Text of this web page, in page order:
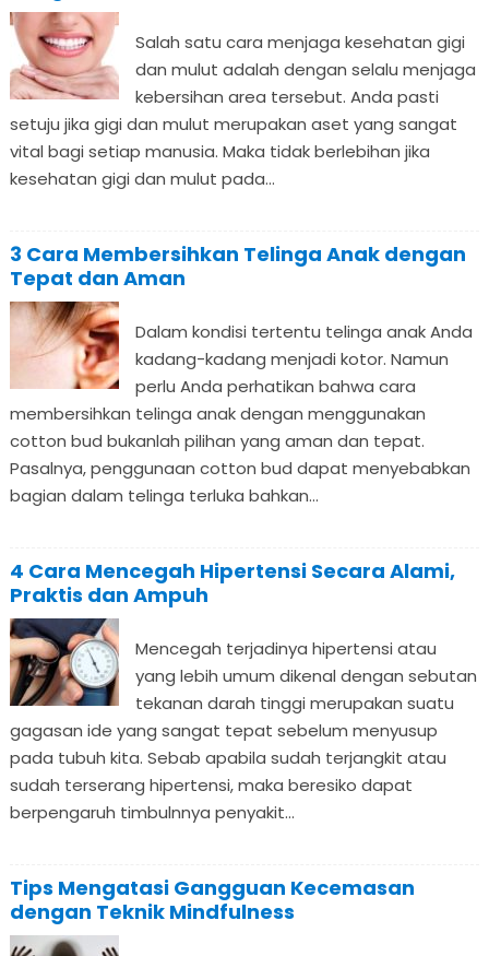
Salah satu cara menjaga kesehatan gigi
dan mulut adalah dengan selalu menjaga
kebersihan area tersebut. Anda pasti
setuju jika gigi dan mulut merupakan aset yang sangat
vital bagi setiap manusia. Maka tidak berlebihan jika
kesehatan gigi dan mulut pada...
3 Cara Membersihkan Telinga Anak dengan
Tepat dan Aman
Dalam kondisi tertentu telinga anak Anda
kadang-kadang menjadi kotor. Namun
perlu Anda perhatikan bahwa cara
membersihkan telinga anak dengan menggunakan
cotton bud bukanlah pilihan yang aman dan tepat.
Pasalnya, penggunaan cotton bud dapat menyebabkan
bagian dalam telinga terluka bahkan...
4 Cara Mencegah Hipertensi Secara Alami,
Praktis dan Ampuh
Mencegah terjadinya hipertensi atau
yang lebih umum dikenal dengan sebutan
tekanan darah tinggi merupakan suatu
gagasan ide yang sangat tepat sebelum menyusup
pada tubuh kita. Sebab apabila sudah terjangkit atau
sudah terserang hipertensi, maka beresiko dapat
berpengaruh timbulnnya penyakit...
Tips Mengatasi Gangguan Kecemasan
dengan Teknik Mindfulness